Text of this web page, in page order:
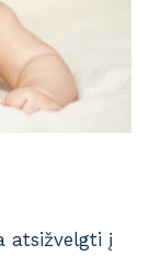
atsižvelgti į